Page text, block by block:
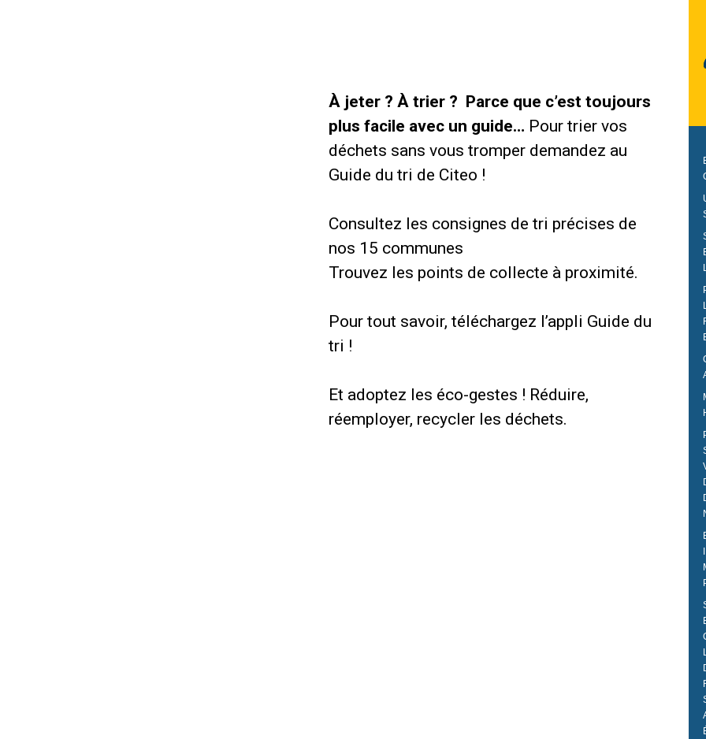
À jeter ? À trier ? Parce que c’est toujours
plus facile avec un guide… Pour trier vos
déchets sans vous tromper demandez au
Guide du tri de Citeo !
Consultez les consignes de tri précises de
nos 15 communes
Trouvez les points de collecte à proximité.
Pour tout savoir, téléchargez l’appli Guide du
tri !
Et adoptez les éco-gestes ! Réduire,
réemployer, recycler les déchets.
L
L,